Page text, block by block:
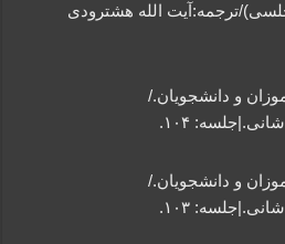
ترجمه:آیت الله هشترودی
و دانشجویان./
۱۰۴.
و دانشجویان./
۱۰۳.